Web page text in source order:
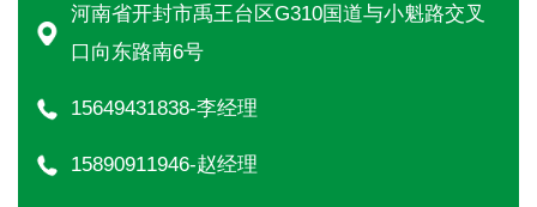
河南省开封市禹王台区G310国道与小魁路交叉
口向东路南6号
15649431838-李经理
15890911946-赵经理